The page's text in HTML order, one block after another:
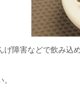
障害などで飲み込